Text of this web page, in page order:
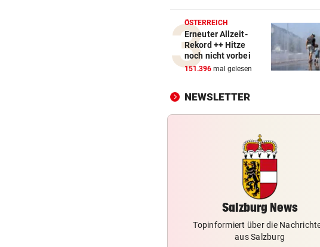
Auto kollidierte auf
mit Postbus
TEENAGER RUTSCHTE AUS vor
Einheimischer stürzte im
GEOLOGE ERKLÄRT
Hitze und Starkregen lassen
BEWOHNER EINGESPERRT
Muren schnitten Ortsteil von
Außenwelt ab
ÖSTERREICH
Erneuter Allzeit-
Rekord ++ Hitze
noch nicht vorbei
151.396 mal gelesen
NEWSLETTER
Salzburg News
Topinformiert über die
aus Salzburg